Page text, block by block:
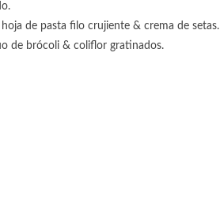
de pasta filo crujiente & crema de setas.
de brócoli & coliflor gratinados.